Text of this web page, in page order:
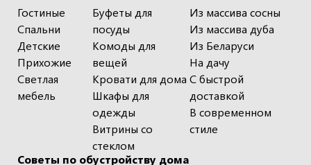
Гостиные
Спальни
Детские
Прихожие
Светлая
мебель
Буфеты для
посуды
Комоды для
вещей
Кровати для дома
Шкафы для
одежды
Витрины со
стеклом
Из массива сосны
Из массива дуба
Из Беларуси
На дачу
С быстрой
доставкой
В современном
стиле
Советы по обустройству дома